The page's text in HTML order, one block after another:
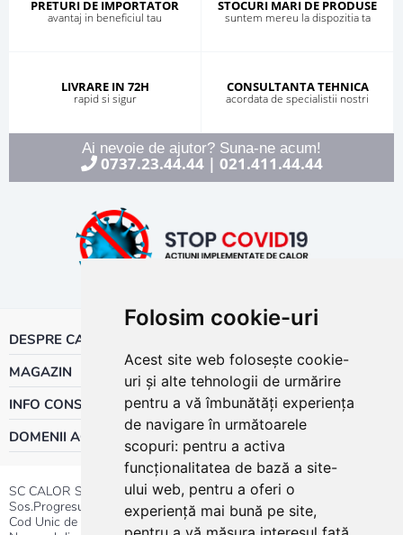
Folosim cookie-uri
Acest site web folosește cookie-
uri și alte tehnologii de urmărire
pentru a vă îmbunătăți experiența
de navigare în următoarele
scopuri: pentru a activa
funcționalitatea de bază a site-
ului web, pentru a oferi o
experiență mai bună pe site,
PRETURI DE IMPORTATOR
avantaj in beneficiul tau
STOCURI MARI DE PRODUSE
suntem mereu la dispozitia ta
LIVRARE IN 72H
rapid si sigur
CONSULTANTA TEHNICA
acordata de specialistii nostri
Ai nevoie de ajutor? Suna-ne acum!
0737.23.44.44| 021.411.44.44
DESPRE CALOR
MAGAZIN
INFO CONSUMATOR
DOMENII ACTIVITATE
SC CALOR SRL
Sos.Progresului nr.30-40, Sector 5, Bucuresti
Cod Unic de Inregistrare: RO 3004724